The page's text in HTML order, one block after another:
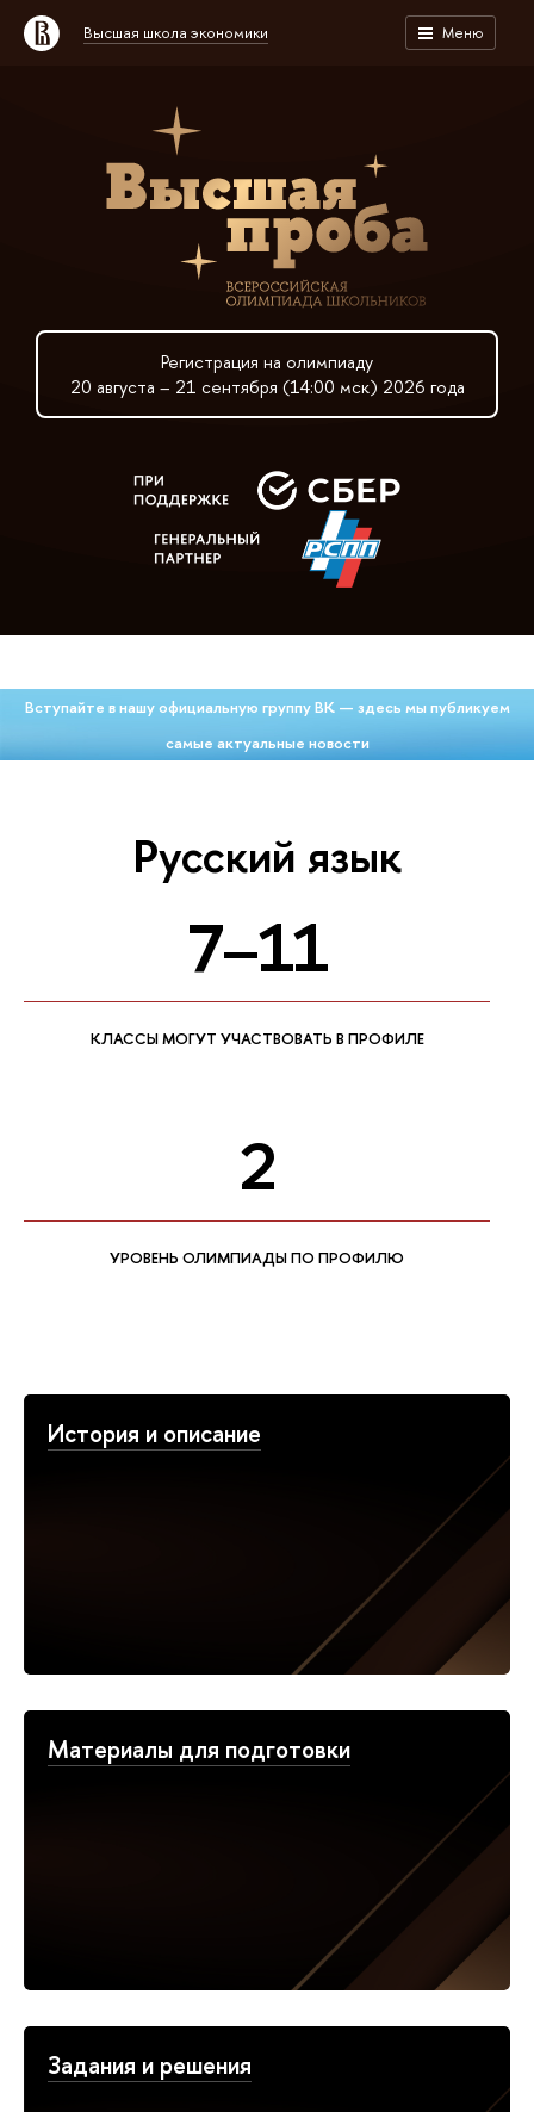
Высшая школа экономики Меню
Регистрация на олимпиаду
20 августа – 21 сентября (14:00 мск) 2026 года
Вступайте в нашу официальную группу ВК — здесь мы публикуем
самые актуальные новости
Русский язык
7–11
КЛАССЫ МОГУТ УЧАСТВОВАТЬ В ПРОФИЛЕ
2
УРОВЕНЬ ОЛИМПИАДЫ ПО ПРОФИЛЮ
История и описание
Материалы для подготовки
Задания и решения